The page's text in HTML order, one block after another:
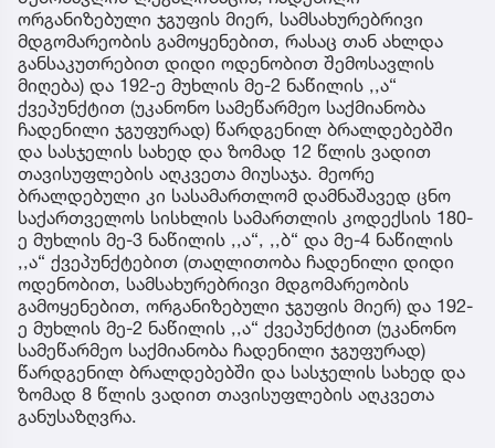
ორგანიზებული ჯგუფის მიერ, სამსახურებრივი
მდგომარეობის გამოყენებით, რასაც თან ახლდა
განსაკუთრებით დიდი ოდენობით შემოსავლის
მიღება) და 192-ე მუხლის მე-2 ნაწილის ,,ა“
ქვეპუნქტით (უკანონო სამეწარმეო საქმიანობა
ჩადენილი ჯგუფურად) წარდგენილ ბრალდებებში
და სასჯელის სახედ და ზომად 12 წლის ვადით
თავისუფლების აღკვეთა მიუსაჯა. მეორე
ბრალდებული კი სასამართლომ დამნაშავედ ცნო
საქართველოს სისხლის სამართლის კოდექსის 180-
ე მუხლის მე-3 ნაწილის ,,ა“, ,,ბ“ და მე-4 ნაწილის
,,ა“ ქვეპუნქტებით (თაღლითობა ჩადენილი დიდი
ოდენობით, სამსახურებრივი მდგომარეობის
გამოყენებით, ორგანიზებული ჯგუფის მიერ) და 192-
ე მუხლის მე-2 ნაწილის ,,ა“ ქვეპუნქტით (უკანონო
სამეწარმეო საქმიანობა ჩადენილი ჯგუფურად)
წარდგენილ ბრალდებებში და სასჯელის სახედ და
ზომად 8 წლის ვადით თავისუფლების აღკვეთა
განუსაზღვრა.